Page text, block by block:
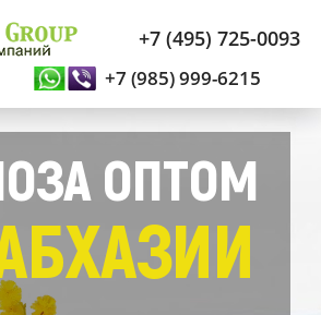
+7 (495) 725-0093
+7 (985) 999-6215
ОПТОМ